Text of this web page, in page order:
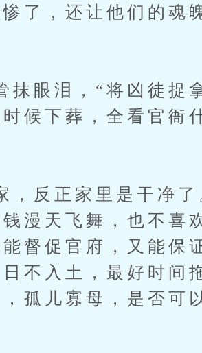
了，还让他们的魂
眼泪，“将凶徒捉
候下葬，全看官衙
反正家里是干净了
漫天飞舞，也不喜
督促官府，又能保
不入土，最好时间
孤儿寡母，是否可